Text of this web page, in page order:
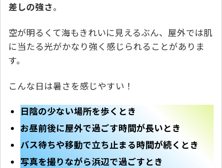
差しの強さ。
空が明るくて海もきれいに見えるぶん、屋外では肌
に当たる光がかなり強く感じられることがありま
す。
こんな日は暑さを感じやすい！
日陰の少ない場所を歩くとき
お昼前後に屋外で過ごす時間が長いとき
バス待ちや移動で立ち止まる時間が続くとき
写真を撮りながら浜辺で過ごすとき